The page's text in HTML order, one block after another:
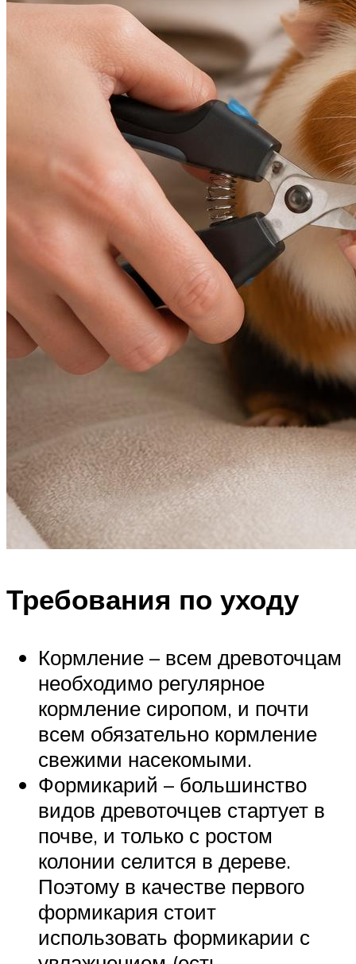
Требования по уходу
Кормление – всем древоточцам
необходимо регулярное
кормление сиропом, и почти
всем обязательно кормление
свежими насекомыми.
Формикарий – большинство
видов древоточцев стартует в
почве, и только с ростом
колонии селится в дереве.
Поэтому в качестве первого
формикария стоит
использовать формикарии с